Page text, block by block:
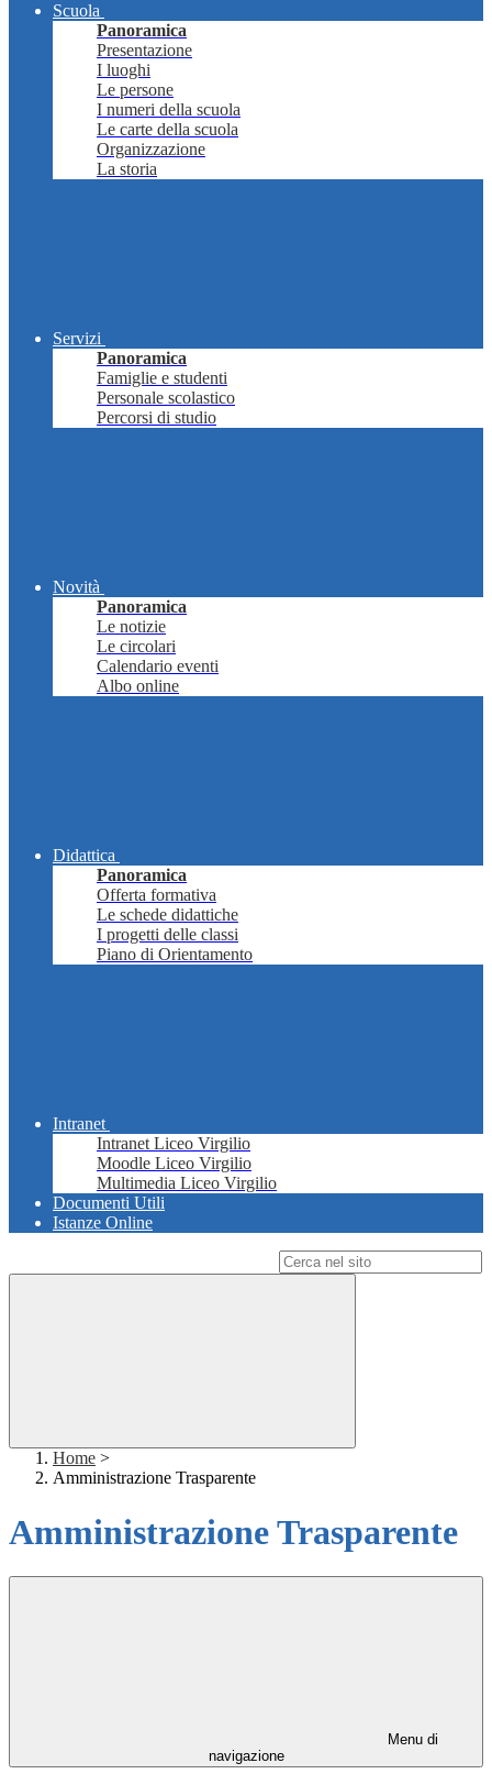
Scuola
Panoramica
Presentazione
I luoghi
Le persone
I numeri della scuola
Le carte della scuola
Organizzazione
La storia
Servizi
Panoramica
Famiglie e studenti
Personale scolastico
Percorsi di studio
Novità
Panoramica
Le notizie
Le circolari
Calendario eventi
Albo online
Didattica
Panoramica
Offerta formativa
Le schede didattiche
I progetti delle classi
Piano di Orientamento
Intranet
Intranet Liceo Virgilio
Moodle Liceo Virgilio
Multimedia Liceo Virgilio
Documenti Utili
Istanze Online
Home >
Amministrazione Trasparente
Amministrazione Trasparente
Menu di
navigazione